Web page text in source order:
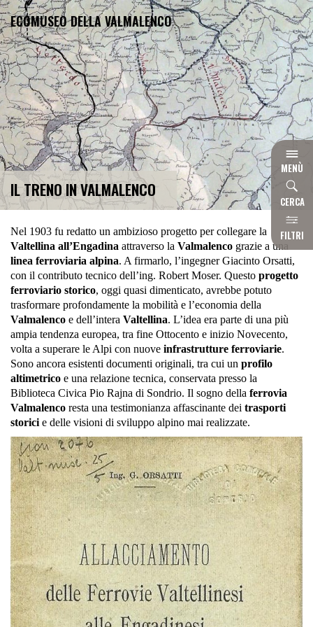
ECOMUSEO DELLA VALMALENCO
HOME
LA
I
MENÙ
CERCA
FILTRI
IL TRENO IN VALMALENCO
Nel 1903 fu redatto un ambizioso progetto per collegare la
Valtellina all’Engadina attraverso la Valmalenco grazie a una
linea ferroviaria alpina. A firmarlo, l’ingegner Giacinto Orsatti,
con il contributo tecnico dell’ing. Robert Moser. Questo progetto
ferroviario storico, oggi quasi dimenticato, avrebbe potuto
trasformare profondamente la mobilità e l’economia della
Valmalenco e dell’intera Valtellina. L’idea era parte di una più
ampia tendenza europea, tra fine Ottocento e inizio Novecento,
volta a superare le Alpi con nuove infrastrutture ferroviarie.
Sono ancora esistenti documenti originali, tra cui un profilo
altimetrico e una relazione tecnica, conservata presso la
Biblioteca Civica Pio Rajna di Sondrio. Il sogno della ferrovia
Valmalenco resta una testimonianza affascinante dei trasporti
storici e delle visioni di sviluppo alpino mai realizzate.